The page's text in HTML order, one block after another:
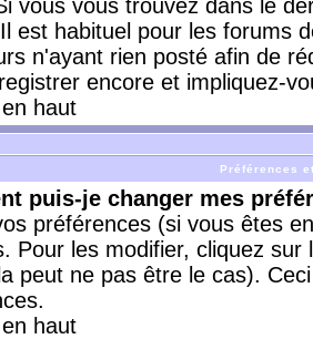
vous vous trouvez dans le
est habituel pour les forums
n'ayant rien posté afin de
encore et impliquez-
haut
Préférences
puis-je changer mes
préférences (si vous êtes
Pour les modifier, cliquez sur
peut ne pas être le cas).
haut